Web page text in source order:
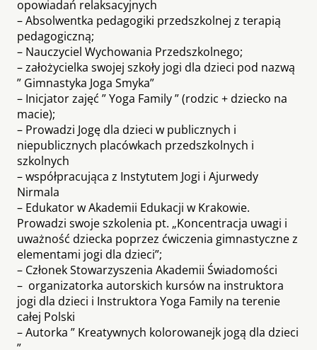
opowiadań relaksacyjnych
– Absolwentka pedagogiki przedszkolnej z terapią
pedagogiczną;
– Nauczyciel Wychowania Przedszkolnego;
– założycielka swojej szkoły jogi dla dzieci pod nazwą
” Gimnastyka Joga Smyka”
– Inicjator zajęć ” Yoga Family ” (rodzic + dziecko na
macie);
– Prowadzi Jogę dla dzieci w publicznych i
niepublicznych placówkach przedszkolnych i
szkolnych
– współpracująca z Instytutem Jogi i Ajurwedy
Nirmala
– Edukator w Akademii Edukacji w Krakowie.
Prowadzi swoje szkolenia pt. „Koncentracja uwagi i
uważność dziecka poprzez ćwiczenia gimnastyczne z
elementami jogi dla dzieci”;
– Członek Stowarzyszenia Akademii Świadomości
– organizatorka autorskich kursów na instruktora
jogi dla dzieci i Instruktora Yoga Family na terenie
całej Polski
– Autorka ” Kreatywnych kolorowanejk jogą dla dzieci